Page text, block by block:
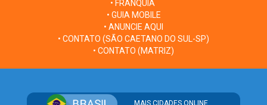
• FRANQUIA
• GUIA MOBILE
• ANUNCIE AQUI
• CONTATO (SÃO CAETANO DO SUL-SP)
• CONTATO (MATRIZ)
MAIS CIDADES ONLINE